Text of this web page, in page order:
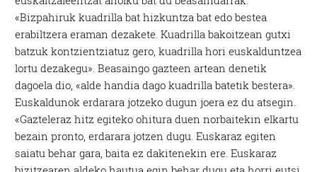
«Bizpahiruk kuadrilla bat hizkuntza bat edo bestea
erabiltzera eraman dezakete. Kuadrilla bakoitzean gutxi
batzuk kontzientziatuz gero, kuadrilla hori euskalduntzea
lortu dezakegu». Beasaingo gazteen artean denetik
dagoela dio, «alde handia dago kuadrilla batetik bestera».
Euskaldunok erdarara jotzeko dugun joera ez du atsegin.
«Gazteleraz hitz egiteko ohitura duen norbaitekin elkartu
bezain pronto, erdarara jotzen dugu. Euskaraz egiten
saiatu behar gara, baita ez dakitenekin ere. Euskaraz